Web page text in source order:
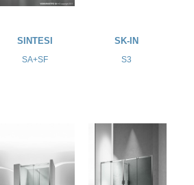
SINTESI
SA+SF
SK-IN
S3